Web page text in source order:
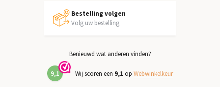
Bestelling volgen
Volg uw bestelling
Benieuwd wat anderen vinden?
9,1 Wij scoren een 9,1 op Webwinkelkeur